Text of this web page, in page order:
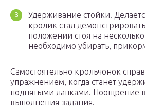
Удерживание стойки.
кролик стал
положении стоя на
необходимо убирать,
Самостоятельно крольчонок
упражнением, когда станет
поднятыми лапками. Поощрение
выполнения задания.